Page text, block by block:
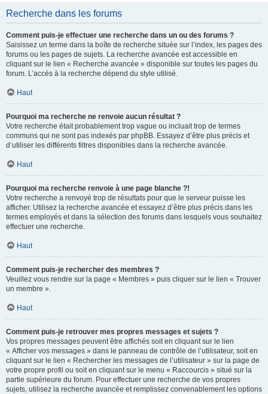
Recherche dans les forums
Comment puis-je effectuer une recherche dans un ou des forums ?
Saisissez un terme dans la boîte de recherche située sur l’index, les pages des
forums ou les pages de sujets. La recherche avancée est accessible en
cliquant sur le lien « Recherche avancée » disponible sur toutes les pages du
forum. L’accès à la recherche dépend du style utilisé.
Haut
Pourquoi ma recherche ne renvoie aucun résultat ?
Votre recherche était probablement trop vague ou incluait trop de termes
communs qui ne sont pas indexés par phpBB. Essayez d’être plus précis et
d’utiliser les différents filtres disponibles dans la recherche avancée.
Haut
Pourquoi ma recherche renvoie à une page blanche ?!
Votre recherche a renvoyé trop de résultats pour que le serveur puisse les
afficher. Utilisez la recherche avancée et essayez d’être plus précis dans les
termes employés et dans la sélection des forums dans lesquels vous souhaitez
effectuer une recherche.
Haut
Comment puis-je rechercher des membres ?
Veuillez vous rendre sur la page « Membres » puis cliquer sur le lien « Trouver
un membre ».
Haut
Comment puis-je retrouver mes propres messages et sujets ?
Vos propres messages peuvent être affichés soit en cliquant sur le lien
« Afficher vos messages » dans le panneau de contrôle de l’utilisateur, soit en
cliquant sur le lien « Rechercher les messages de l’utilisateur » sur la page de
votre propre profil ou soit en cliquant sur le menu « Raccourcis » situé sur la
partie supérieure du forum. Pour effectuer une recherche de vos propres
sujets, utilisez la recherche avancée et remplissez convenablement les options